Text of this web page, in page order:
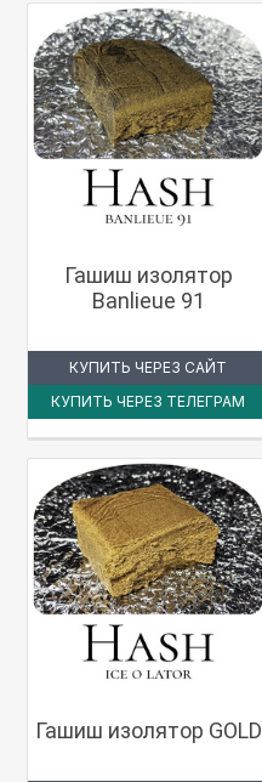
Гашиш изолятор
Banlieue 91
КУПИТЬ ЧЕРЕЗ САЙТ
КУПИТЬ ЧЕРЕЗ ТЕЛЕГРАМ
Гашиш изолятор GOLD